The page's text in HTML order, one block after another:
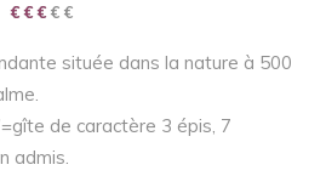
€ € € € €
€ € €
située dans la nature à 500
de caractère 3 épis, 7
admis.